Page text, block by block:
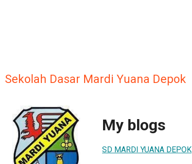
Sekolah Dasar Mardi Yuana Depok
My blogs
SD MARDI YUANA DEPOK